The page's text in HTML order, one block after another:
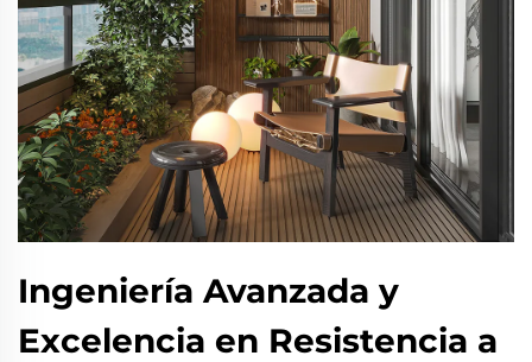
Ingeniería Avanzada y
Excelencia en Resistencia a